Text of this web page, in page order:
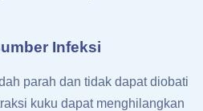
Infeksi
parah dan tidak dapat diobati
kuku dapat menghilangkan